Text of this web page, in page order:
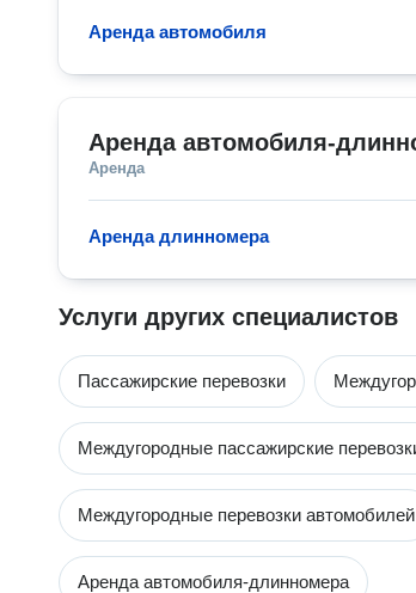
Аренда автомобиля
Аренда автомобиля-
Аренда
Аренда длинномера
Услуги других специалистов
Пассажирские перевозки
Междугородные пассажирские
Междугородные перевозки автомобилей
Аренда автомобиля-длинномера